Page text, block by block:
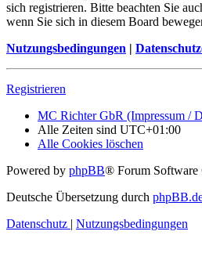
sich registrieren. Bitte beachten Sie
wenn Sie sich in diesem Board
Nutzungsbedingungen |
Registrieren
MC Richter GbR (Impressum /
Alle Zeiten sind UTC+01:00
Alle Cookies löschen
Powered by phpBB® Forum
Deutsche Übersetzung durch
Datenschutz | Nutzungsbedingungen